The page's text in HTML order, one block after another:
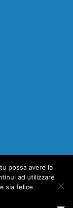
possa avere la
ad utilizzare
sia felice.